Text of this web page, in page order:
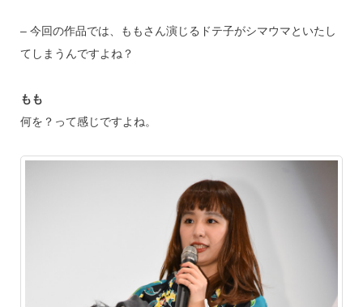
– 今回の作品では、ももさん演じるドテ子がシマウマといたし
てしまうんですよね？
もも
何を？って感じですよね。